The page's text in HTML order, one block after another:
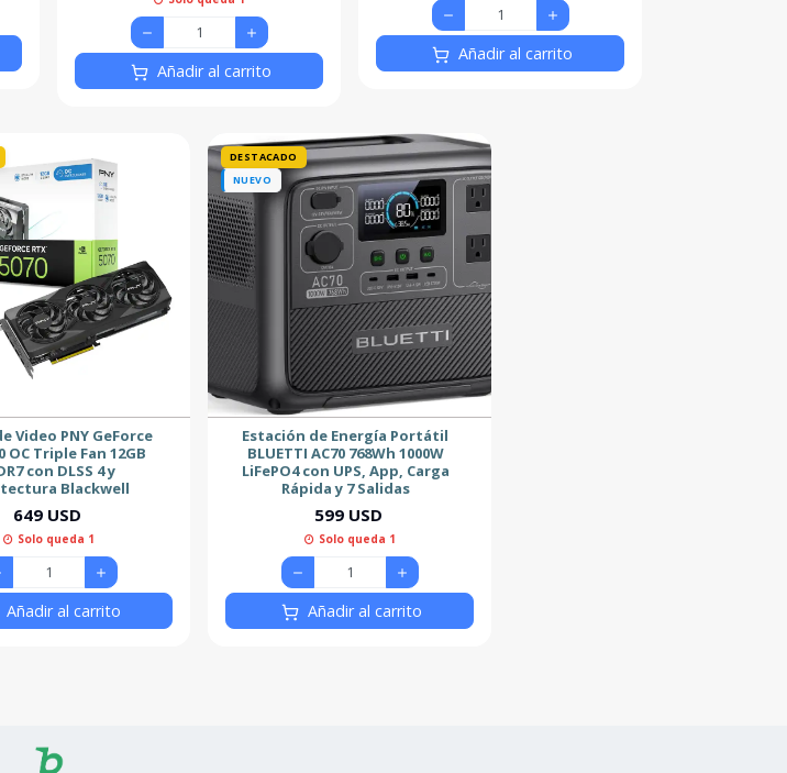
Añadir al carrito
Añadir al carrito
Video PNY GeForce
OC Triple Fan 12GB
con DLSS 4 y
Blackwell
649 USD
Solo queda 1
Añadir al carrito
DESTACADO
NUEVO
Estación de Energía Portátil
BLUETTI AC70 768Wh 1000W
LiFePO4 con UPS, App, Carga
Rápida y 7 Salidas
599 USD
Solo queda 1
Añadir al carrito